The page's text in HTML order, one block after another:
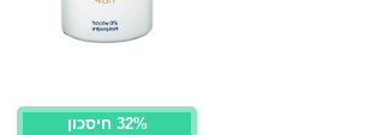
32% חיסכון